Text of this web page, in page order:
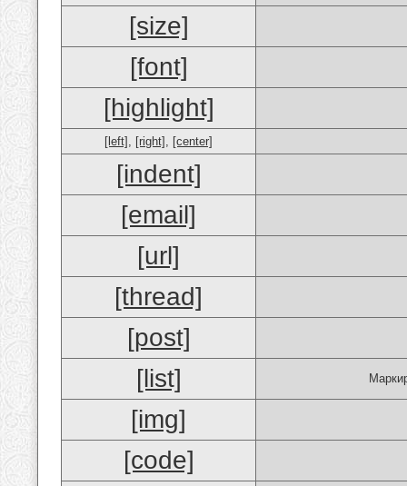
[size]
[font]
[highlight]
[left] , [right] , [center]
[indent]
[email]
[url]
[thread]
[post]
[list]
[img]
[code]